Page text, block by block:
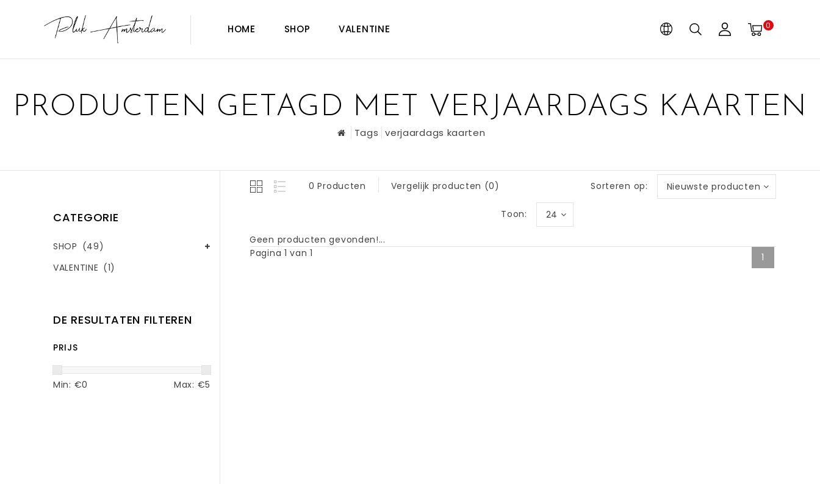
HOME SHOP VALENTINE 0
PRODUCTEN GETAGD MET VERJAARDAGS KAARTEN
Tags verjaardags kaarten
CATEGORIE
SHOP (49)
VALENTINE (1)
DE RESULTATEN FILTEREN
PRIJS
Min: €0 Max: €5
0 Producten Vergelijk producten (0) Sorteren op: Nieuwste producten
Toon: 24
Geen producten gevonden!...
Pagina 1 van 1
1